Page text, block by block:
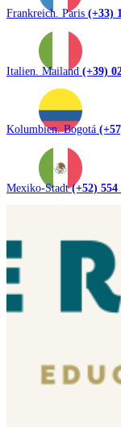
Frankreich. Paris (+33)
Italien. Mailand (+39)
Kolumbien. Bogotá
Mexiko-Stadt(+52) 554